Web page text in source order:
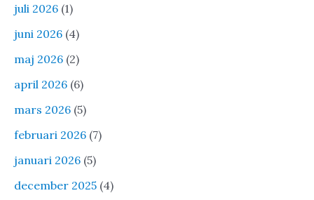
juli 2026 (1)
juni 2026 (4)
maj 2026 (2)
april 2026 (6)
mars 2026 (5)
februari 2026 (7)
januari 2026 (5)
december 2025 (4)